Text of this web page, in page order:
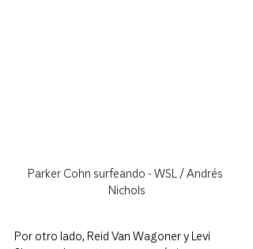
Parker Cohn surfeando - WSL / Andrés
Nichols
Por otro lado, Reid Van Wagoner y Levi